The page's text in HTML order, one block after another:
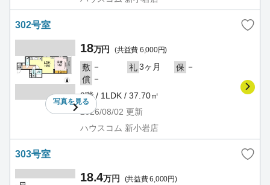
302号室
写真を見る
18万円 (共益費 6,000円)
敷 － 礼3ヶ月 保 －
償 －
3階 / 1LDK / 37.70㎡
2026/08/02 更新
ハウスコム 新小岩店
303号室
18.4万円 (共益費 6,000円)